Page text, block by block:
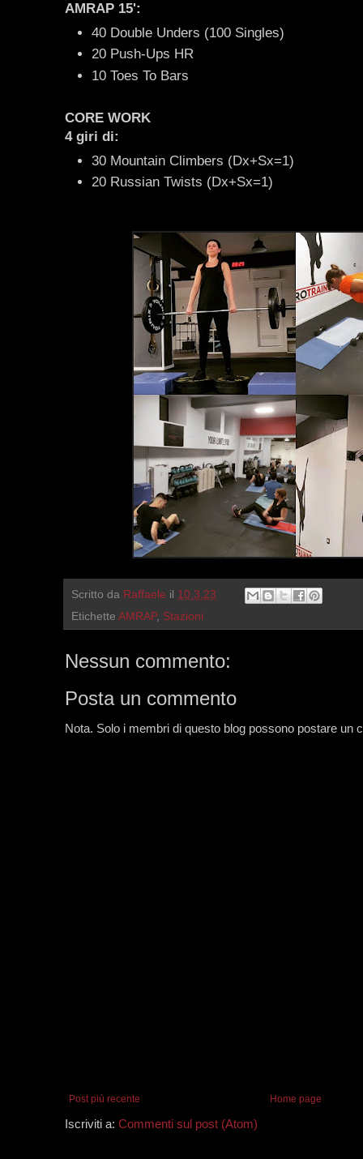
AMRAP 15':
40 Double Unders (100 Singles)
20 Push-Ups HR
10 Toes To Bars
CORE WORK
4 giri di:
30 Mountain Climbers (Dx+Sx=1)
20 Russian Twists (Dx+Sx=1)
Scritto da Raffaele il 10.3.23
Etichette AMRAP, Stazioni
Nessun commento:
Posta un commento
Nota. Solo i membri di questo blog possono postare un
Post più recente Home page
Iscriviti a: Commenti sul post (Atom)